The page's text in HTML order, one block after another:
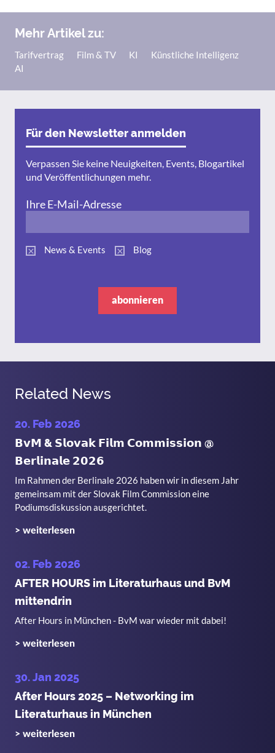
Mehr Artikel zu:
Tarifvertrag Film & TV KI
Künstliche Intelligenz
AI
Für den Newsletter anmelden
Verpassen Sie keine Neuigkeiten, Events, Blogartikel
und Veröffentlichungen mehr.
Ihre E-Mail-Adresse
News & Events Blog
abonnieren
Related News
20. Feb 2026
𝗕𝘃𝗠 & 𝗦𝗹𝗼𝘃𝗮𝗸 𝗙𝗶𝗹𝗺 𝗖𝗼𝗺𝗺𝗶𝘀𝘀𝗶𝗼𝗻 @
𝗕𝗲𝗿𝗹𝗶𝗻𝗮𝗹𝗲 𝟮𝟬𝟮𝟲
Im Rahmen der Berlinale 2026 haben wir in diesem Jahr
gemeinsam mit der Slovak Film Commission eine
Podiumsdiskussion ausgerichtet.
> weiterlesen
02. Feb 2026
AFTER HOURS im Literaturhaus und BvM
mittendrin
After Hours in München - BvM war wieder mit dabei!
> weiterlesen
30. Jan 2025
After Hours 2025 – Networking im
Literaturhaus in München
> weiterlesen